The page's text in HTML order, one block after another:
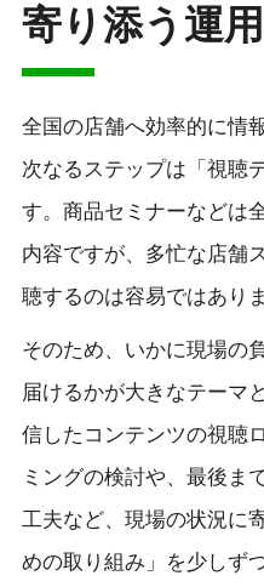
寄り添う運
全国の店舗へ効率的に情
次なるステップは「視聴
す。商品セミナーなどは
内容ですが、多忙な店舗
聴するのは容易ではあり
そのため、いかに現場の
届けるかが大きなテーマ
信したコンテンツの視聴
ミングの検討や、最後ま
工夫など、現場の状況に
めの取り組み」を少しず